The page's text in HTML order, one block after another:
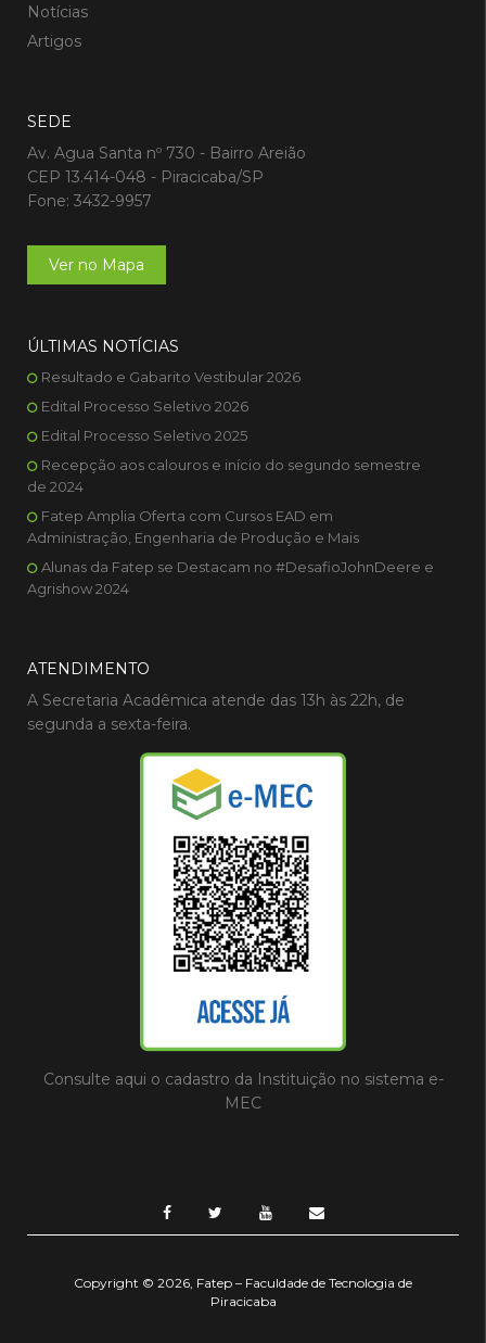
Notícias
Artigos
SEDE
Av. Agua Santa nº 730 - Bairro Areião
CEP 13.414-048 - Piracicaba/SP
Fone: 3432-9957
Ver no Mapa
ÚLTIMAS NOTÍCIAS
Resultado e Gabarito Vestibular 2026
Edital Processo Seletivo 2026
Edital Processo Seletivo 2025
Recepção aos calouros e início do segundo semestre
de 2024
Fatep Amplia Oferta com Cursos EAD em
Administração, Engenharia de Produção e Mais
Alunas da Fatep se Destacam no #DesafioJohnDeere e
Agrishow 2024
ATENDIMENTO
A Secretaria Acadêmica atende das 13h às 22h, de
segunda a sexta-feira.
Consulte aqui o cadastro da Instituição no sistema e-
MEC
Copyright © 2026, Fatep – Faculdade de Tecnologia de
Piracicaba